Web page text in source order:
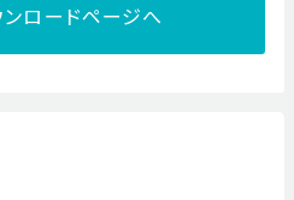
ロードページへ